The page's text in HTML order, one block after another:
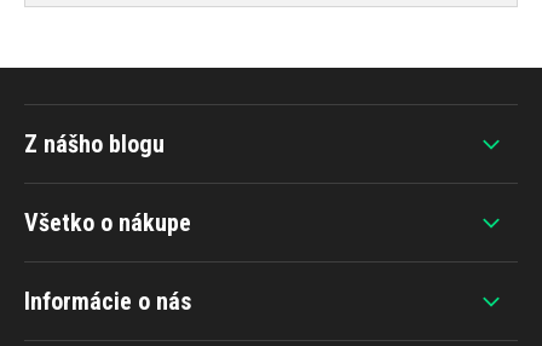
Všetko o nákupe
Informácie o nás
Z nášho blogu